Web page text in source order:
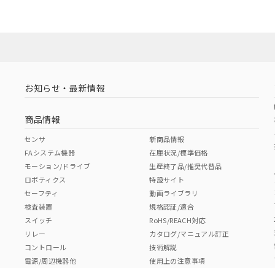
お知らせ・最新情報
商品情報
センサ
FAシステム機器
モーション/ドライブ
ロボティクス
セーフティ
検査装置
スイッチ
リレー
コントロール
電源/周辺機器他
新商品情報
在庫状況/標準価格
生産終了品/推奨代替品
特設サイト
動画ライブラリ
規格認証/適合
RoHS/REACH対応
カタログ/マニュアル訂正
技術解説
使用上の注意事項